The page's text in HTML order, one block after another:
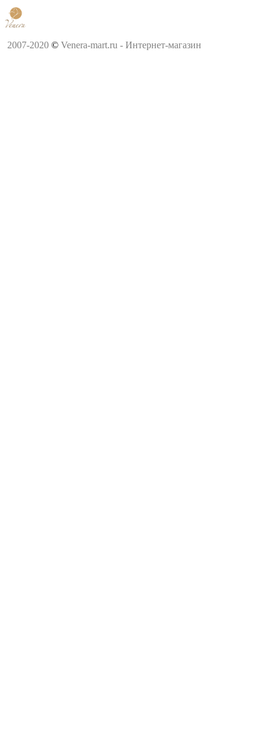
2007-2020 © Venera-mart.ru - Интернет-магазин